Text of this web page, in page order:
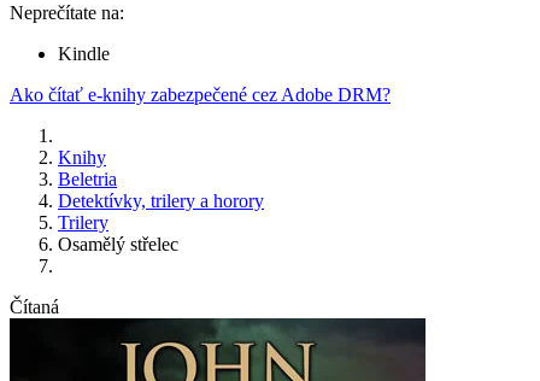
Neprečítate na:
Kindle
Ako čítať e-knihy zabezpečené cez Adobe DRM?
Knihy
Beletria
Detektívky, trilery a horory
Trilery
Osamělý střelec
Čítaná